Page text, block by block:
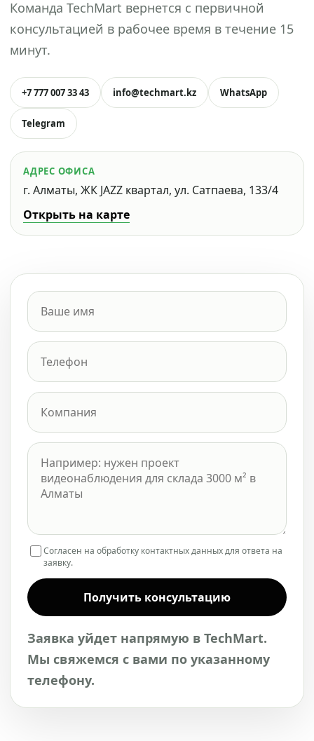
Команда TechMart вернется с первичной
консультацией в рабочее время в течение 15
минут.
+7 777 007 33 43 info@techmart.kz WhatsApp
Telegram
АДРЕС ОФИСА
г. Алматы, ЖК JAZZ квартал, ул. Сатпаева, 133/4
Открыть на карте
Согласен на обработку контактных данных для ответа на
заявку.
Получить консультацию
Заявка уйдет напрямую в TechMart.
Мы свяжемся с вами по указанному
телефону.